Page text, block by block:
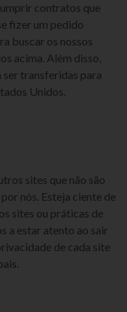
contratos que
fizer um pedido
buscar os nossos
acima. Além disso,
ser transferidas para
Unidos.
sites que não são
nós. Esteja ciente de
sites ou práticas de
a estar atento ao sair
de cada site